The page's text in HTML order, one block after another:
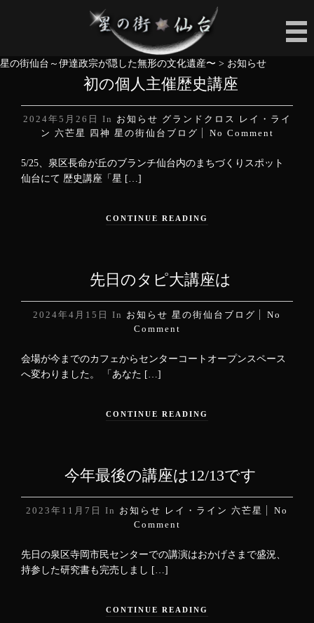
星の街仙台～伊達政宗が隠した無形の文化遺産〜 > お知らせ
初の個人主催歴史講座
2024年5月26日 In お知らせ グランドクロス
レイ・ライ
ン 六芒星 四神 星の街仙台ブログ No Comment
5/25、泉区長命が丘のブランチ仙台内のまちづくりスポット
仙台にて 歴史講座「星 […]
CONTINUE READING
先日のタピ大講座は
2024年4月15日 In お知らせ 星の街仙台ブログ
No
Comment
会場が今までのカフェからセンターコートオープンスペース
へ変わりました。 「あなた […]
CONTINUE READING
今年最後の講座は12/13です
2023年11月7日 In お知らせ レイ・ライン 六芒星
No
Comment
先日の泉区寺岡市民センターでの講演はおかげさまで盛況、
持参した研究書も完売しまし […]
CONTINUE READING